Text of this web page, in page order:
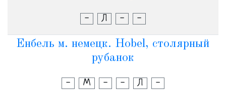
- Л - -
Енбель м. немецк. Hobel, столярный
рубанок
- М - - Л -